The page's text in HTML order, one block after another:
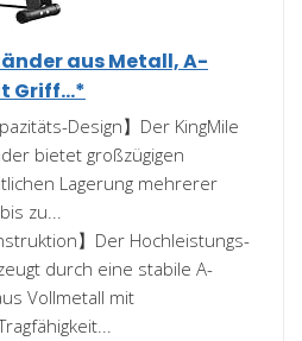
aus Metall, A-
Griff...*
Design】Der KingMile
bietet großzügigen
Lagerung mehrerer
zu...
】Der Hochleistungs-
durch eine stabile A-
Vollmetall mit